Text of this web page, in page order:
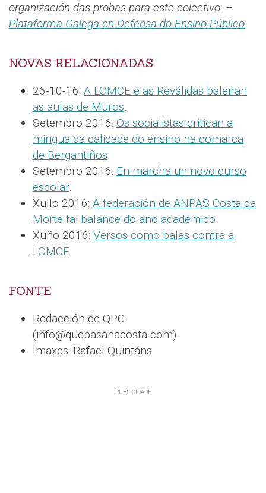
organización das probas para este colectivo. –
Plataforma Galega en Defensa do Ensino Público.
NOVAS RELACIONADAS
26-10-16: A LOMCE e as Reválidas baleiran
as aulas de Muros.
Setembro 2016: Os socialistas critican a
mingua da calidade do ensino na comarca
de Bergantiños.
Setembro 2016: En marcha un novo curso
escolar.
Xullo 2016: A federación de ANPAS Costa da
Morte fai balance do ano académico.
Xuño 2016: Versos como balas contra a
LOMCE.
FONTE
Redacción de QPC
(info@quepasanacosta.com).
Imaxes: Rafael Quintáns